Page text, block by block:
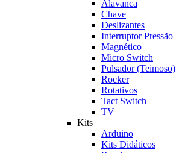
Alavanca
Chave
Deslizantes
Interruptor Pressão
Magnético
Micro Switch
Pulsador (Teimoso)
Rocker
Rotativos
Tact Switch
TV
Kits
Arduino
Kits Didáticos